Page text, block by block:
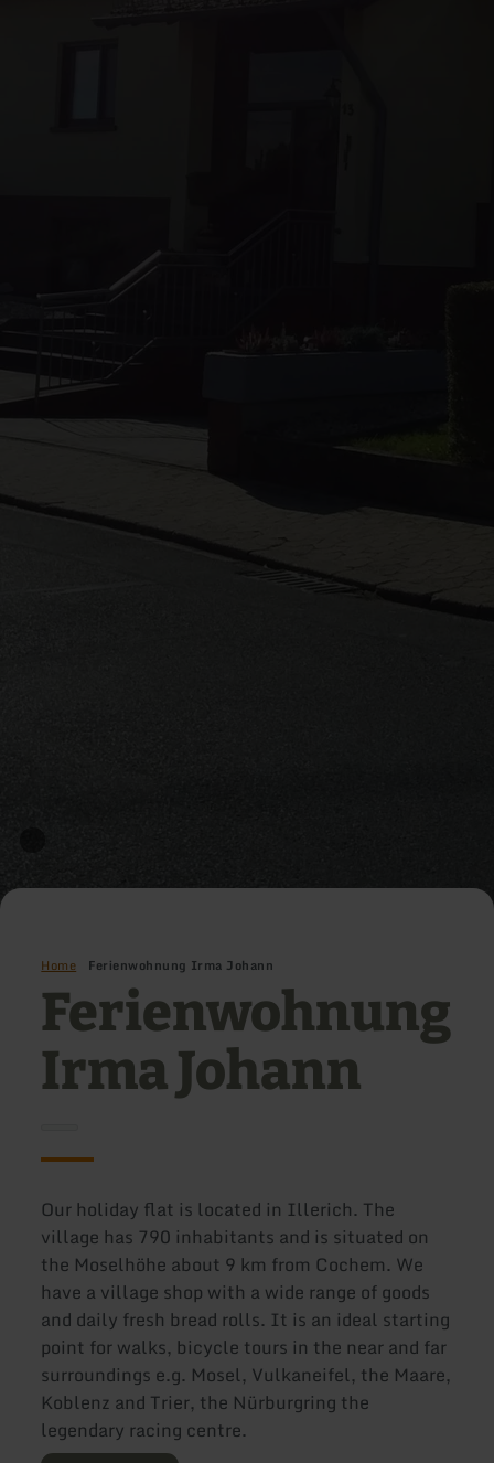
Home Ferienwohnung Irma Johann
Ferienwohnung
Irma Johann
Our holiday flat is located in Illerich. The
village has 790 inhabitants and is situated on
the Moselhöhe about 9 km from Cochem. We
have a village shop with a wide range of goods
and daily fresh bread rolls. It is an ideal starting
point for walks, bicycle tours in the near and far
surroundings e.g. Mosel, Vulkaneifel, the Maare,
Koblenz and Trier, the Nürburgring the
legendary racing centre.